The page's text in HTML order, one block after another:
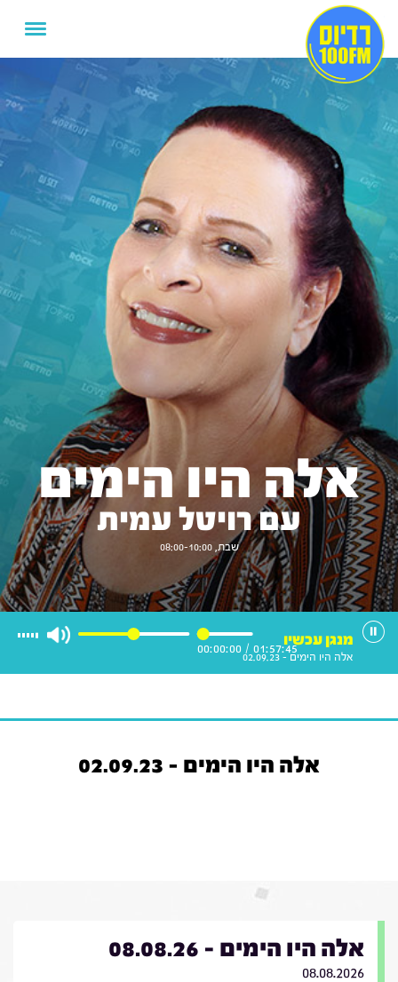
אלה היו הימים
עם רויטל עמית
שבת, 08:00-10:00
01:57:45
/
00:00:00
מנגן עכשיו
אלה היו הימים - 02.09.23
אלה היו הימים - 02.09.23
אלה היו הימים - 08.08.26
08.08.2026